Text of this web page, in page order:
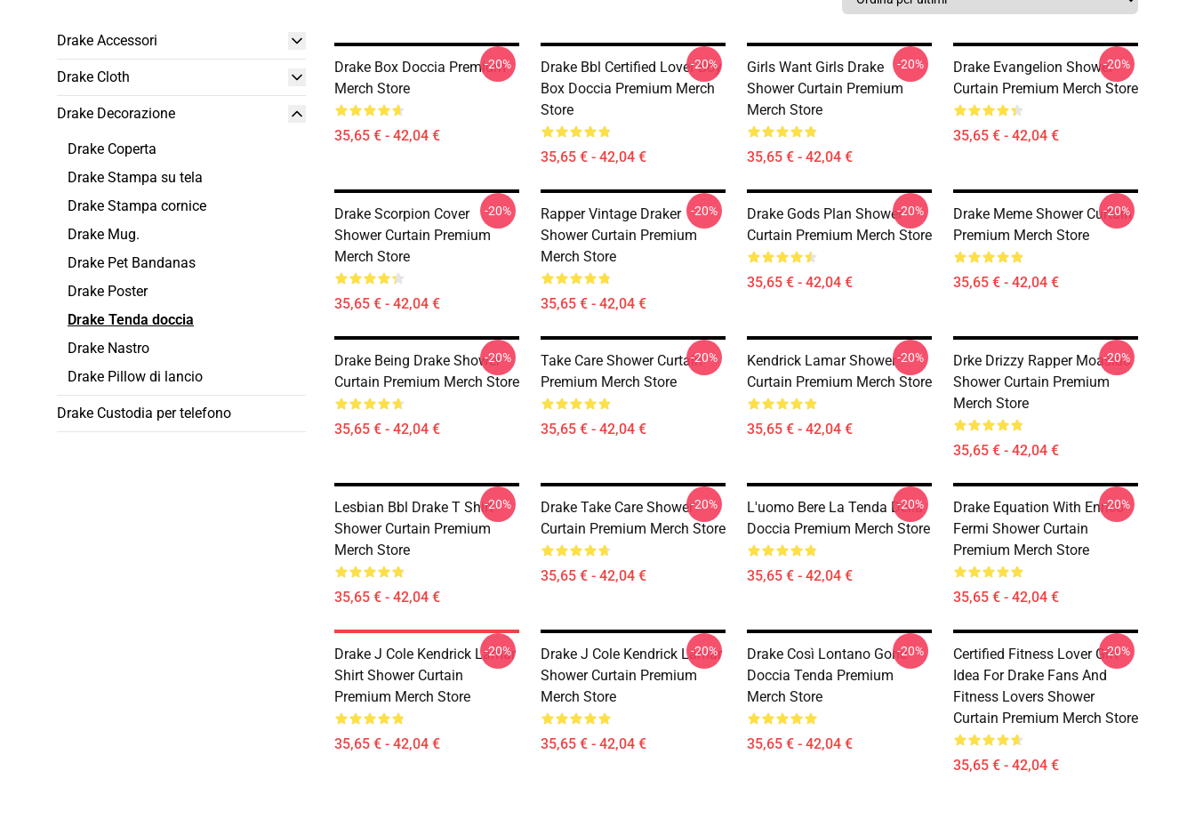
Drake Accessori
Drake Cloth
Drake Decorazione
Drake Coperta
Drake Stampa su tela
Drake Stampa cornice
Drake Mug.
Drake Pet Bandanas
Drake Poster
Drake Tenda doccia
Drake Nastro
Drake Pillow di lancio
Drake Custodia per telefono
Drake Box Doccia Premium
Merch Store
35,65 € - 42,04 €
-20%
Drake Bbl Certified Lover Boy
Box Doccia Premium Merch
Store
35,65 € - 42,04 €
-20%
Girls Want Girls Drake
Shower Curtain Premium
Merch Store
35,65 € - 42,04 €
-20%
Drake Evangelion Shower
Curtain Premium Merch Store
35,65 € - 42,04 €
-20%
Drake Scorpion Cover
Shower Curtain Premium
Merch Store
35,65 € - 42,04 €
-20%
Rapper Vintage Draker
Shower Curtain Premium
Merch Store
35,65 € - 42,04 €
-20%
Drake Gods Plan Shower
Curtain Premium Merch Store
35,65 € - 42,04 €
-20%
Drake Meme Shower Curtain
Premium Merch Store
35,65 € - 42,04 €
-20%
Drake Being Drake Shower
Curtain Premium Merch Store
35,65 € - 42,04 €
-20%
Take Care Shower Curtain
Premium Merch Store
35,65 € - 42,04 €
-20%
Kendrick Lamar Shower
Curtain Premium Merch Store
35,65 € - 42,04 €
-20%
Drke Drizzy Rapper Moasiac
Shower Curtain Premium
Merch Store
35,65 € - 42,04 €
-20%
Lesbian Bbl Drake T Shirt
Shower Curtain Premium
Merch Store
35,65 € - 42,04 €
-20%
Drake Take Care Shower
Curtain Premium Merch Store
35,65 € - 42,04 €
-20%
L'uomo Bere La Tenda Della
Doccia Premium Merch Store
35,65 € - 42,04 €
-20%
Drake Equation With Enrico
Fermi Shower Curtain
Premium Merch Store
35,65 € - 42,04 €
-20%
Drake J Cole Kendrick Lamar
Shirt Shower Curtain
Premium Merch Store
35,65 € - 42,04 €
-20%
Drake J Cole Kendrick Lamar
Shower Curtain Premium
Merch Store
35,65 € - 42,04 €
-20%
Drake Così Lontano Gone
Doccia Tenda Premium
Merch Store
35,65 € - 42,04 €
-20%
Certified Fitness Lover Gift
Idea For Drake Fans And
Fitness Lovers Shower
Curtain Premium Merch Store
35,65 € - 42,04 €
-20%